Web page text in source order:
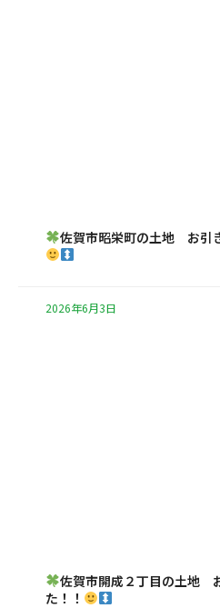
佐賀市昭栄町の土地 お引
2026年6月3日
佐賀市開成２丁目の土地
た！！